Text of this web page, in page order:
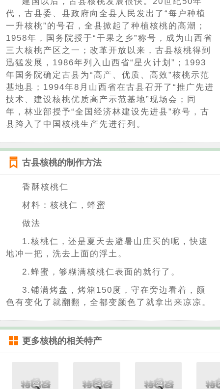
代，古县委、县政府向全县人民发出了“每户种植
一升核桃”的号召，全县掀起了种植核桃的高潮；
1958年，国务院授于“干果之乡”称号，成为山西省
三大核桃产区之一；改革开放以来，古县核桃得到
迅猛发展，1986年列入山西省“星火计划”；1993
年国务院确定古县为“高产、优质、高效”核桃示范
基地县；1994年8月山西省在古县召开了“推广先进
技术、建设核桃优质高产示范基地”现场会；同
年，林业部授予“全国经济林建设先进县”称号，古
县跨入了中国核桃生产先进行列。
古县核桃的制作方法
香酥核桃仁
材料：核桃仁，蜂蜜
做法
1.核桃仁，还是夏天去避暑山庄买的呢，快速
地冲一把，洗去上面的浮土。
2.蜂蜜，够糊满核桃仁表面的就行了。
3.铺满烤盘，烤箱150度，守在旁边看着，颜
色有变化了就翻翻，全都变颜色了就拿出来凉凉。
更多核桃的相关特产